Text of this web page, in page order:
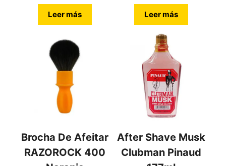
Leer más Leer más
Brocha De Afeitar
RAZOROCK 400
After Shave Musk
Clubman Pinaud